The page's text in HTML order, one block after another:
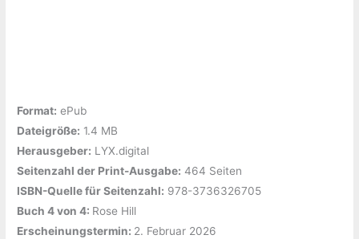
Format: ePub
Dateigröße: ‎1.4 MB
Herausgeber: ‎LYX.digital
Seitenzahl der Print-Ausgabe: ‎464 Seiten
ISBN-Quelle für Seitenzahl: ‎978-3736326705
Buch 4 von 4: ‎Rose Hill
Erscheinungstermin: ‎2. Februar 2026